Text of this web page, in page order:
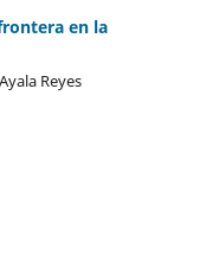
en la
Reyes